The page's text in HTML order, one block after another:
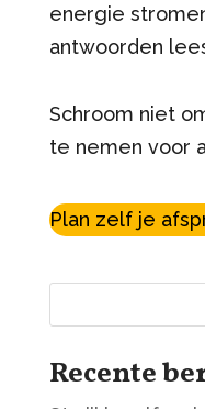
energie
antwoorden
Schroom niet
te nemen voor
Plan zelf je
Recente